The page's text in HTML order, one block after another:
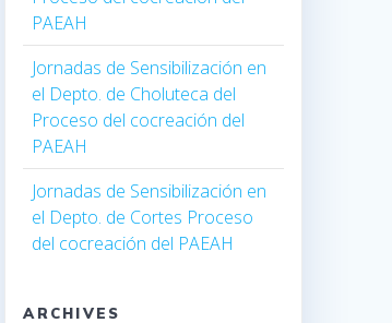
PAEAH
Jornadas de Sensibilización en
el Depto. de Choluteca del
Proceso del cocreación del
PAEAH
Jornadas de Sensibilización en
el Depto. de Cortes Proceso
del cocreación del PAEAH
ARCHIVES